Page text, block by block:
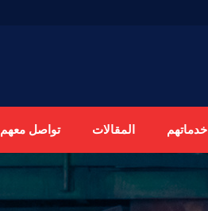
خدماتهم المقالات تواصل معهم